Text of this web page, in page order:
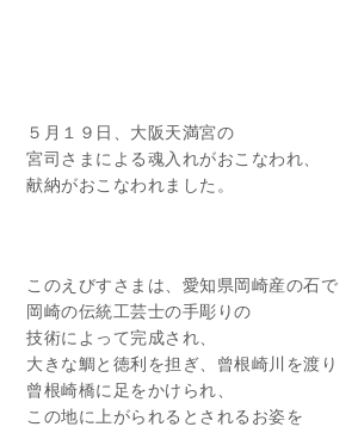
５月１９日、大阪天満宮の
宮司さまによる魂入れがおこなわれ、
献納がおこなわれました。
このえびすさまは、愛知県岡崎産の石で
岡崎の伝統工芸士の手彫りの
技術によって完成され、
大きな鯛と徳利を担ぎ、曾根崎川を渡り
曾根崎橋に足をかけられ、
この地に上がられるとされるお姿を